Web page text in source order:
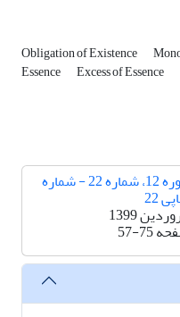
Obligation of Existence
Essence Excess of Essence
دوره 12، شماره 22 - شماره
22
1399
57-75